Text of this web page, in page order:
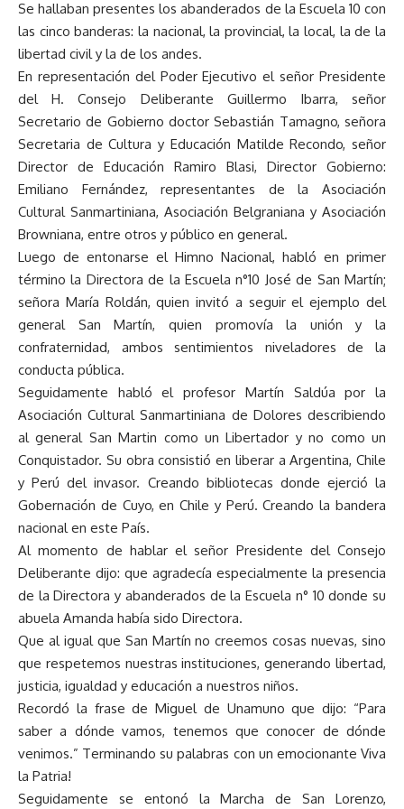
Se hallaban presentes los abanderados de la Escuela 10 con
las cinco banderas: la nacional, la provincial, la local, la de la
libertad civil y la de los andes.
En representación del Poder Ejecutivo el señor Presidente
del H. Consejo Deliberante Guillermo Ibarra, señor
Secretario de Gobierno doctor Sebastián Tamagno, señora
Secretaria de Cultura y Educación Matilde Recondo, señor
Director de Educación Ramiro Blasi, Director Gobierno:
Emiliano Fernández, representantes de la Asociación
Cultural Sanmartiniana, Asociación Belgraniana y Asociación
Browniana, entre otros y público en general.
Luego de entonarse el Himno Nacional, habló en primer
término la Directora de la Escuela n°10 José de San Martín;
señora María Roldán, quien invitó a seguir el ejemplo del
general San Martín, quien promovía la unión y la
confraternidad, ambos sentimientos niveladores de la
conducta pública.
Seguidamente habló el profesor Martín Saldúa por la
Asociación Cultural Sanmartiniana de Dolores describiendo
al general San Martin como un Libertador y no como un
Conquistador. Su obra consistió en liberar a Argentina, Chile
y Perú del invasor. Creando bibliotecas donde ejerció la
Gobernación de Cuyo, en Chile y Perú. Creando la bandera
nacional en este País.
Al momento de hablar el señor Presidente del Consejo
Deliberante dijo: que agradecía especialmente la presencia
de la Directora y abanderados de la Escuela n° 10 donde su
abuela Amanda había sido Directora.
Que al igual que San Martín no creemos cosas nuevas, sino
que respetemos nuestras instituciones, generando libertad,
justicia, igualdad y educación a nuestros niños.
Recordó la frase de Miguel de Unamuno que dijo: “Para
saber a dónde vamos, tenemos que conocer de dónde
venimos.” Terminando su palabras con un emocionante Viva
la Patria!
Seguidamente se entonó la Marcha de San Lorenzo,